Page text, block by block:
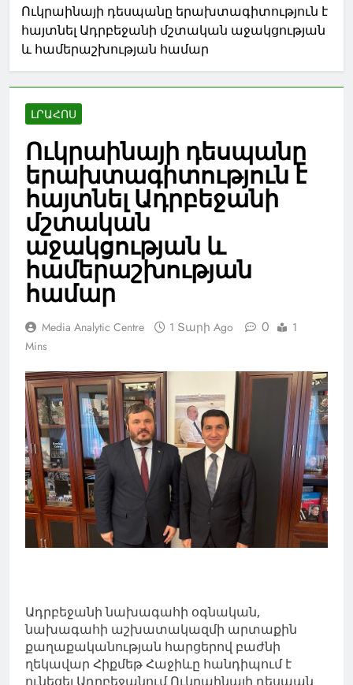
Ուկրաինայի դեսպանը երախտագիտություն է
հայտնել Ադրբեջանի մշտական աջակցության
և համերաշխության համար
ԼՐԱՀՈՍ
Ուկրաինայի դեսպանը
երախտագիտություն է
հայտնել Ադրբեջանի
մշտական
աջակցության և
համերաշխության
համար
Media Analytic Centre 1 Տարի Ago 0
1
Mins
Ադրբեջանի նախագահի օգնական,
նախագահի աշխատակազմի արտաքին
քաղաքականության հարցերով բաժնի
ղեկավար Հիքմեթ Հաջիևը հանդիպում է
ունեցել Ադրբեջանում Ուկրաինայի դեսպան